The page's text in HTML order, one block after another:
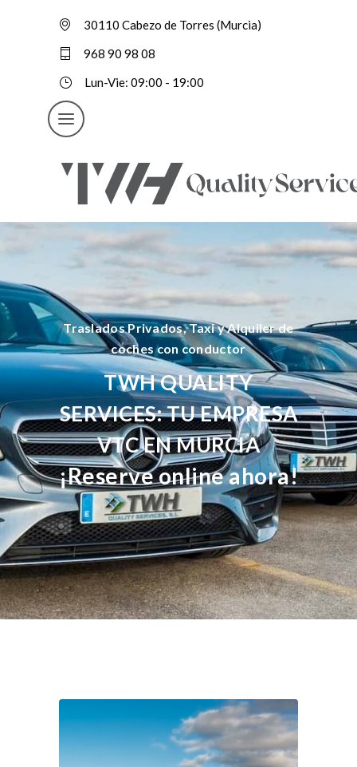
30110 Cabezo de Torres (Murcia)
968 90 98 08
Lun-Vie: 09:00 - 19:00
Traslados Privados, Taxi y Alquiler de
coches con conductor
TWH QUALITY
SERVICES: TU EMPRESA
VTC EN MURCIA
¡Reserve online ahora!